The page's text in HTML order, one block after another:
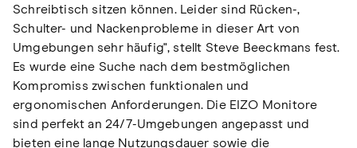
Schreibtisch sitzen können. Leider sind Rücken-,
Schulter- und Nackenprobleme in dieser Art von
Umgebungen sehr häufig", stellt Steve Beeckmans fest.
Es wurde eine Suche nach dem bestmöglichen
Kompromiss zwischen funktionalen und
ergonomischen Anforderungen. Die EIZO Monitore
sind perfekt an 24/7-Umgebungen angepasst und
bieten eine lange Nutzungsdauer sowie die